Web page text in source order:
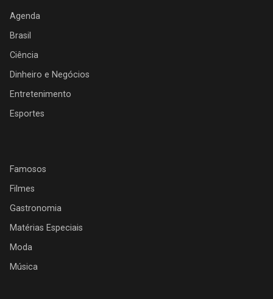
Agenda
Brasil
Ciência
Dinheiro e Negócios
Entretenimento
Esportes
Famosos
Filmes
Gastronomia
Matérias Especiais
Moda
Música